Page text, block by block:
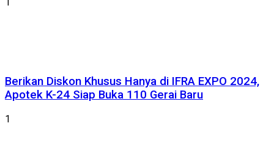
Berikan Diskon Khusus Hanya di IFRA EXPO 2024,
Apotek K-24 Siap Buka 110 Gerai Baru
1